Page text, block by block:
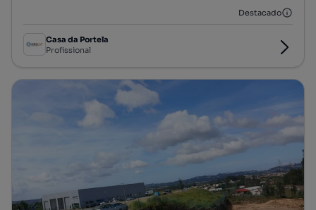
Destacado
Casa da Portela
Profissional